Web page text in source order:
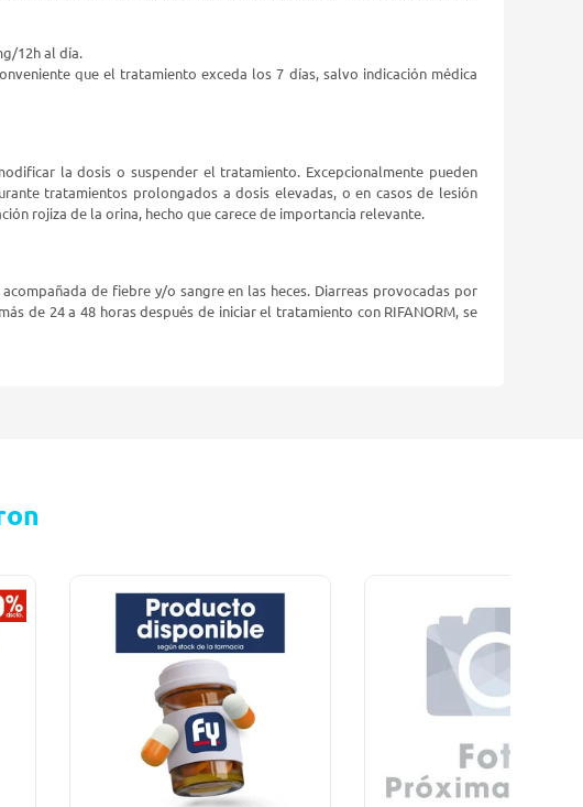
12h al día.
que el tratamiento exceda los 7 días, salvo indicación médica
la dosis o suspender el tratamiento. Excepcionalmente pueden
tratamientos prolongados a dosis elevadas, o en casos de lesión
rojiza de la orina, hecho que carece de importancia relevante.
de fiebre y/o sangre en las heces. Diarreas provocadas por
de 24 a 48 horas después de iniciar el tratamiento con RIFANORM, se